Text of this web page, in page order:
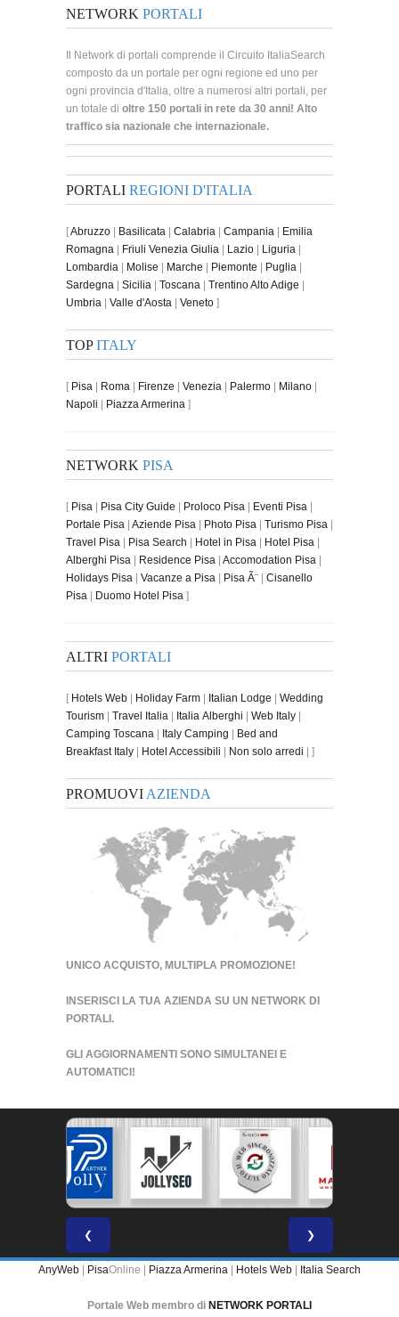
NETWORK PORTALI
Il Network di portali comprende il Circuito ItaliaSearch
composto da un portale per ogni regione ed uno per
ogni provincia d'Italia, oltre a numerosi altri portali, per
un totale di oltre 150 portali in rete da 30 anni! Alto
traffico sia nazionale che internazionale.
PORTALI REGIONI D'ITALIA
[Abruzzo | Basilicata | Calabria | Campania | Emilia
Romagna | Friuli Venezia Giulia | Lazio | Liguria |
Lombardia | Molise | Marche | Piemonte | Puglia |
Sardegna | Sicilia | Toscana | Trentino Alto Adige |
Umbria | Valle d'Aosta | Veneto ]
TOPITALY
[ Pisa | Roma | Firenze | Venezia | Palermo | Milano |
Napoli | Piazza Armerina ]
NETWORK PISA
[ Pisa | Pisa City Guide | Proloco Pisa | Eventi Pisa |
Portale Pisa | Aziende Pisa | Photo Pisa | Turismo Pisa |
Travel Pisa | Pisa Search | Hotel in Pisa | Hotel Pisa |
Alberghi Pisa | Residence Pisa | Accomodation Pisa |
Holidays Pisa | Vacanze a Pisa | Pisa Ã¨ | Cisanello
Pisa | Duomo Hotel Pisa ]
ALTRI PORTALI
[ Hotels Web | Holiday Farm | Italian Lodge | Wedding
Tourism | Travel Italia | Italia Alberghi | Web Italy |
Camping Toscana | Italy Camping | Bed and
Breakfast Italy | Hotel Accessibili | Non solo arredi | ]
PROMUOVI AZIENDA
UNICO ACQUISTO, MULTIPLA PROMOZIONE!
INSERISCI LA TUA AZIENDA SU UN NETWORK DI
PORTALI.
GLI AGGIORNAMENTI SONO SIMULTANEI E
AUTOMATICI!
❮ ❯
AnyWeb | PisaOnline | Piazza Armerina | Hotels Web | Italia Search
Portale Web membro di NETWORK PORTALI